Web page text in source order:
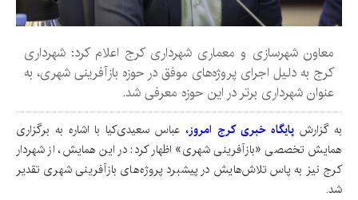
معاون شهرسازی و معماری شهرداری کرج اعلام کرد: شهرداری
کرج به دلیل اجرای پروژه‌های موفق در حوزه بازآفرینی شهری، به
عنوان شهرداری برتر در این حوزه معرفی شد.
به گزارش پایگاه خبری کرج امروز، عباس سعیدی‌کیا با اشاره به برگزاری
همایش تخصصی «بازآفرینی شهری» اظهار کرد: در این همایش، از شهردار
کرج نیز به پاس تلاش‌هایش در پیشبرد پروژه‌های بازآفرینی شهری تقدیر
شد.